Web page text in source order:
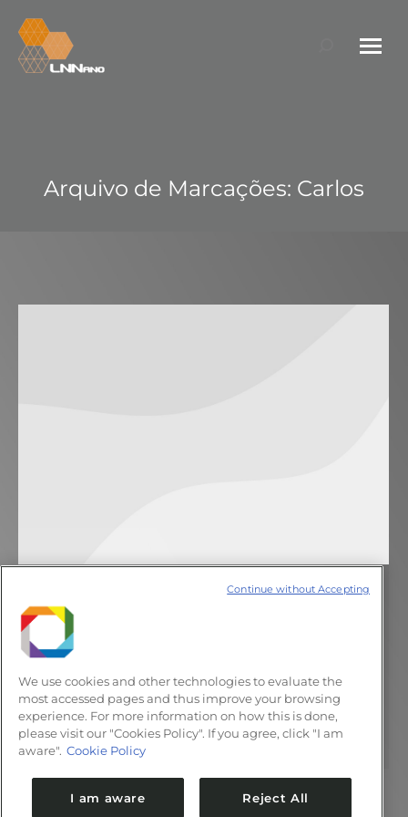
Search:
Arquivo de Marcações: Carlos
LNNano reforça parceria em Crio
Microscopia Eletrônica
Notícias
Comitiva visitou um dos mais avançados
centros de pesquisa na área de microscopia,
localizado na Holanda
We use cookies and other technologies to evaluate the
most accessed pages and thus improve your browsing
experience. For more information on how this is done,
please visit our "Cookies Policy". If you agree, click "I am
aware". Cookie Policy
I am aware Reject All
Continue without Accepting